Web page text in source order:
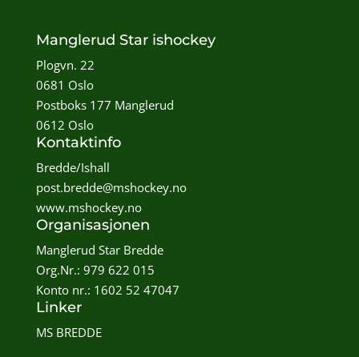
Manglerud Star ishockey
Plogvn. 22
0681 Oslo
Postboks 177 Manglerud
0612 Oslo
Kontaktinfo
Bredde/Ishall
post.bredde@mshockey.no
www.mshockey.no
Organisasjonen
Manglerud Star Bredde
Org.Nr.: 979 622 015
Konto nr.: 1602 52 47047
Linker
MS BREDDE